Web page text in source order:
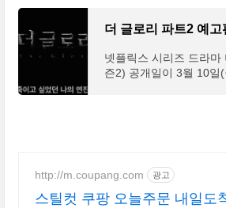
넷플릭스 시리즈 드라마
즌2) 공개일이 3월 10일(
http://m.coupang.com 광고
스틸컷 쿠팡 오늘주문 내일도